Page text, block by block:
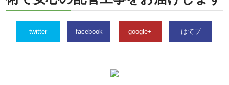
twitter facebook google+ はてブ